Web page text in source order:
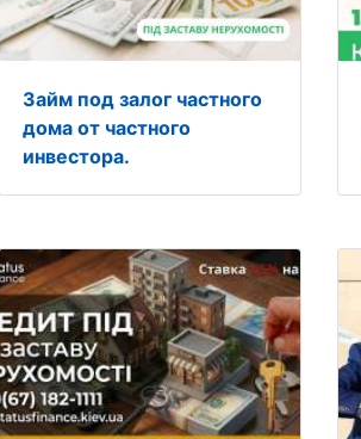
Займ под залог частного
дома от частного
инвестора.